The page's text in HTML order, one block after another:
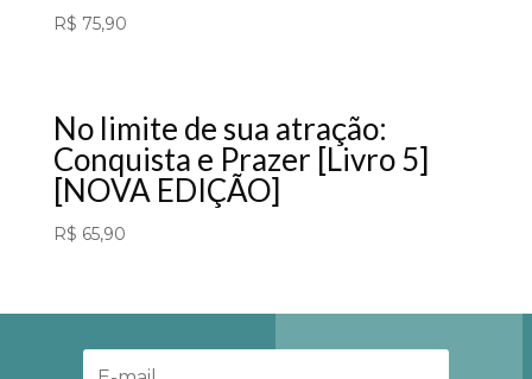
R$ 75,90
No limite de sua atração:
Conquista e Prazer [Livro 5]
[NOVA EDIÇÃO]
R$ 65,90